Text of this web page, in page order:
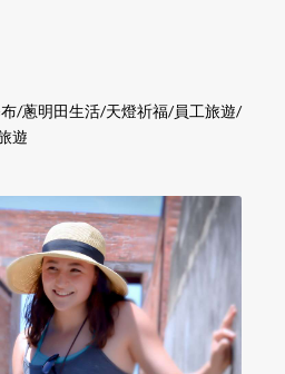
/蔥明田生活/天燈祈福/員工旅遊/
遊